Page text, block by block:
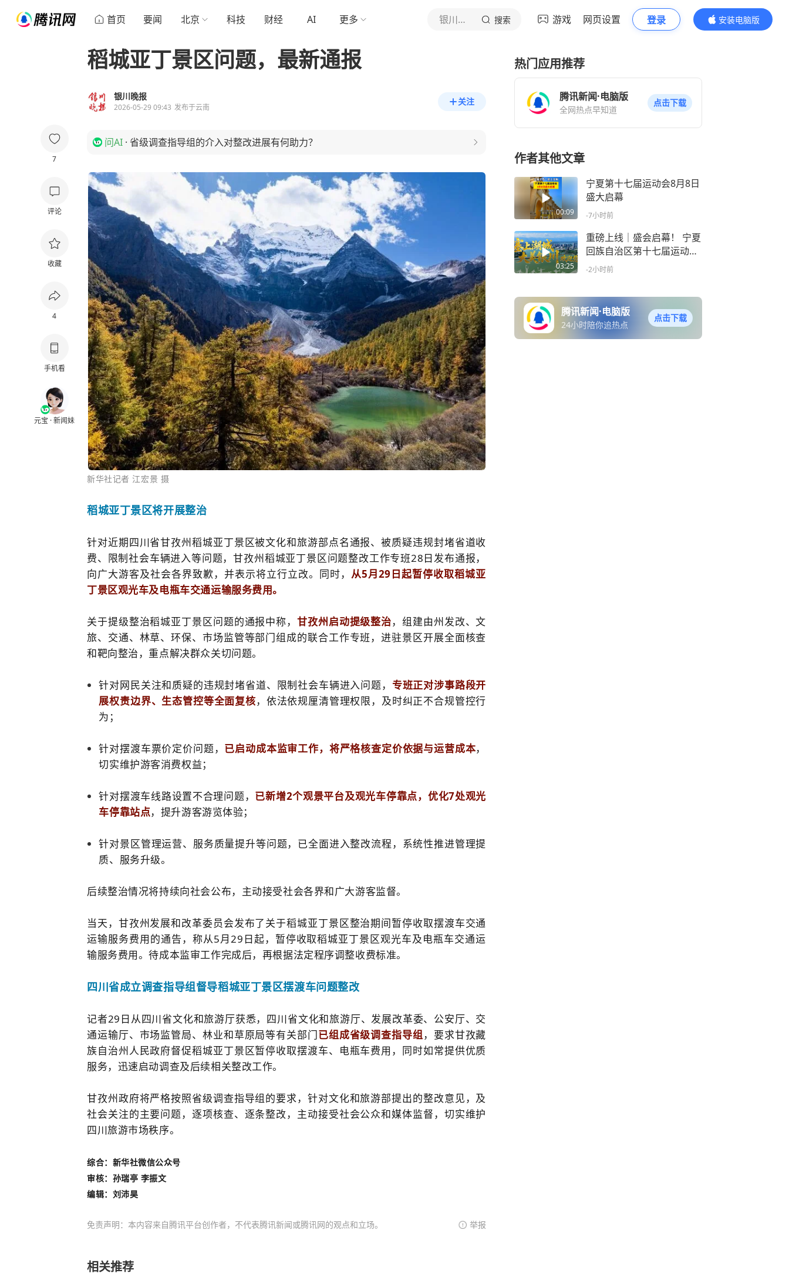
首页 要闻 北京 科技 财经 AI 更多 银川晚报 搜索 游戏 网页设置 登录
安装电脑版
内容更精彩
7
评论
收藏
4
手机看
元宝 · 新闻妹
稻城亚丁景区问题，最新通报
银川晚报
2026-05-29 09:43 发布于云南
关注
问AI · 省级调查指导组的介入对整改进展有何助力？
新华社记者 江宏景 摄
稻城亚丁景区将开展整治
针对近期四川省甘孜州稻城亚丁景区被文化和旅游部点名通报、被质疑违规封堵省道收
费、限制社会车辆进入等问题，甘孜州稻城亚丁景区问题整改工作专班28日发布通报，
向广大游客及社会各界致歉，并表示将立行立改。 同时， 从5月29日起暂停收取稻城亚
丁景区观光车及电瓶车交通运输服务费用。
关于提级整治稻城亚丁景区问题的通报中称，甘孜州启动提级整治，组建由州发改、文
旅、交通、林草、环保、市场监管等部门组成的联合工作专班，进驻景区开展全面核查
和靶向整治，重点解决群众关切问题。
针对网民关注和质疑的违规封堵省道、限制社会车辆进入问题， 专班正对涉事路段开
展权责边界、生态管控等全面复核，依法依规厘清管理权限，及时纠正不合规管控行
为；
针对摆渡车票价定价问题， 已启动成本监审工作，将严格核查定价依据与运营成本，
切实维护游客消费权益；
针对摆渡车线路设置不合理问题， 已新增2个观景平台及观光车停靠点，优化7处观光
车停靠站点，提升游客游览体验；
针对景区管理运营、服务质量提升等问题，已全面进入整改流程，系统性推进管理提
质、服务升级。
后续整治情况将持续向社会公布，主动接受社会各界和广大游客监督。
当天，甘孜州发展和改革委员会发布了关于稻城亚丁景区整治期间暂停收取摆渡车交通
运输服务费用的通告， 称从5月29日起，暂停收取稻城亚丁景区观光车及电瓶车交通运
输服务费用。待成本监审工作完成后，再根据法定程序调整收费标准。
四川省成立调查指导组督导稻城亚丁景区摆渡车问题整改
记者29日从四川省文化和旅游厅获悉，四川省文化和旅游厅、发展改革委、公安厅、交
通运输厅、市场监管局、林业和草原局等有关部门已组成省级调查指导组，要求甘孜藏
族自治州人民政府督促稻城亚丁景区暂停收取摆渡车、电瓶车费用，同时如常提供优质
服务，迅速启动调查及后续相关整改工作。
甘孜州政府将严格按照省级调查指导组的要求，针对文化和旅游部提出的整改意见，及
社会关注的主要问题，逐项核查、逐条整改，主动接受社会公众和媒体监督，切实维护
四川旅游市场秩序。
综合：新华社微信公众号
审核：孙瑞亭 李振文
编辑：刘沛昊
免责声明：本内容来自腾讯平台创作者，不代表腾讯新闻或腾讯网的观点和立场。 举报
相关推荐
热门应用推荐
腾讯新闻·电脑版
全网热点早知道
点击下载
作者其他文章
00:09
宁夏第十七届运动会8月8日
盛大启幕
-7小时前
03:25
重磅上线｜盛会启幕！ 宁夏
回族自治区第十七届运动会
主题宣传片正式发布！ 相聚
-2小时前
腾讯新闻·电脑版
24小时陪你追热点
点击下载